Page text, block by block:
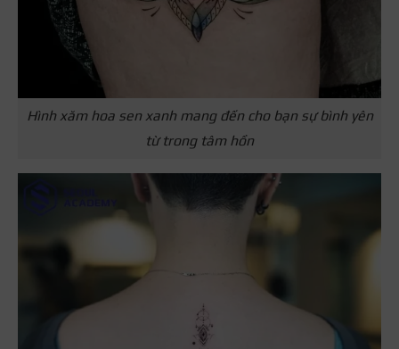
Hình xăm hoa sen xanh mang đến cho bạn sự bình yên
từ trong tâm hồn